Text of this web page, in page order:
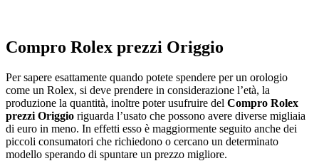
Compro Rolex prezzi Origgio
Per sapere esattamente quando potete spendere per un orologio
come un Rolex, si deve prendere in considerazione l’età, la
produzione la quantità, inoltre poter usufruire del Compro Rolex
prezzi Origgio riguarda l’usato che possono avere diverse migliaia
di euro in meno. In effetti esso è maggiormente seguito anche dei
piccoli consumatori che richiedono o cercano un determinato
modello sperando di spuntare un prezzo migliore.